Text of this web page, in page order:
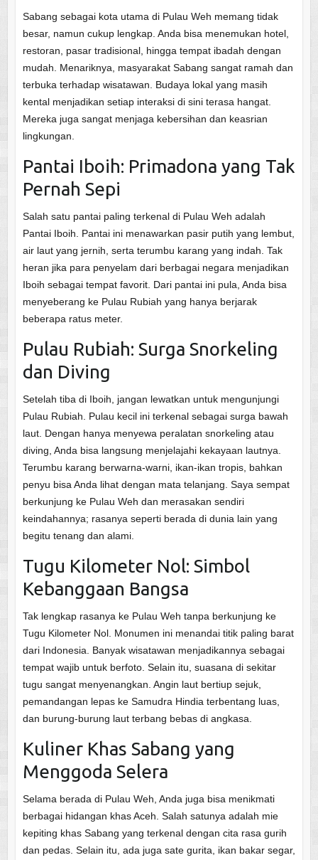
Sabang sebagai kota utama di Pulau Weh memang tidak
besar, namun cukup lengkap. Anda bisa menemukan hotel,
restoran, pasar tradisional, hingga tempat ibadah dengan
mudah. Menariknya, masyarakat Sabang sangat ramah dan
terbuka terhadap wisatawan. Budaya lokal yang masih
kental menjadikan setiap interaksi di sini terasa hangat.
Mereka juga sangat menjaga kebersihan dan keasrian
lingkungan.
Pantai Iboih: Primadona yang Tak
Pernah Sepi
Salah satu pantai paling terkenal di Pulau Weh adalah
Pantai Iboih. Pantai ini menawarkan pasir putih yang lembut,
air laut yang jernih, serta terumbu karang yang indah. Tak
heran jika para penyelam dari berbagai negara menjadikan
Iboih sebagai tempat favorit. Dari pantai ini pula, Anda bisa
menyeberang ke Pulau Rubiah yang hanya berjarak
beberapa ratus meter.
Pulau Rubiah: Surga Snorkeling
dan Diving
Setelah tiba di Iboih, jangan lewatkan untuk mengunjungi
Pulau Rubiah. Pulau kecil ini terkenal sebagai surga bawah
laut. Dengan hanya menyewa peralatan snorkeling atau
diving, Anda bisa langsung menjelajahi kekayaan lautnya.
Terumbu karang berwarna-warni, ikan-ikan tropis, bahkan
penyu bisa Anda lihat dengan mata telanjang. Saya sempat
berkunjung ke Pulau Weh dan merasakan sendiri
keindahannya; rasanya seperti berada di dunia lain yang
begitu tenang dan alami.
Tugu Kilometer Nol: Simbol
Kebanggaan Bangsa
Tak lengkap rasanya ke Pulau Weh tanpa berkunjung ke
Tugu Kilometer Nol. Monumen ini menandai titik paling barat
dari Indonesia. Banyak wisatawan menjadikannya sebagai
tempat wajib untuk berfoto. Selain itu, suasana di sekitar
tugu sangat menyenangkan. Angin laut bertiup sejuk,
pemandangan lepas ke Samudra Hindia terbentang luas,
dan burung-burung laut terbang bebas di angkasa.
Kuliner Khas Sabang yang
Menggoda Selera
Selama berada di Pulau Weh, Anda juga bisa menikmati
berbagai hidangan khas Aceh. Salah satunya adalah mie
kepiting khas Sabang yang terkenal dengan cita rasa gurih
dan pedas. Selain itu, ada juga sate gurita, ikan bakar segar,